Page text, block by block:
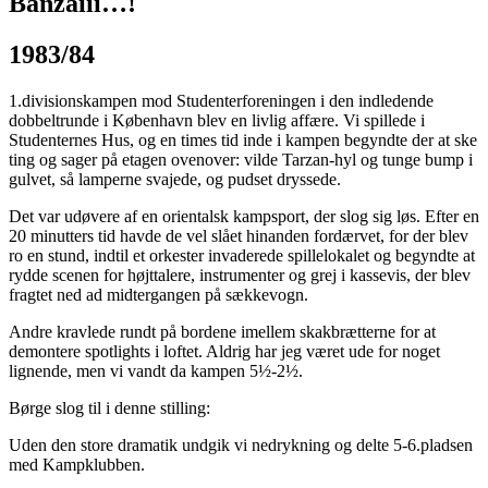
1983/84
1.divisionskampen mod Studenterforeningen i den indledende
dobbeltrunde i København blev en livlig affære. Vi spillede i
Studenternes Hus, og en times tid inde i kampen begyndte der at ske
ting og sager på etagen ovenover: vilde Tarzan-hyl og tunge bump i
gulvet, så lamperne svajede, og pudset dryssede.
Det var udøvere af en orientalsk kampsport, der slog sig løs. Efter en
20 minutters tid havde de vel slået hinanden fordærvet, for der blev
ro en stund, indtil et orkester invaderede spillelokalet og begyndte at
rydde scenen for højttalere, instrumenter og grej i kassevis, der blev
fragtet ned ad midtergangen på sækkevogn.
Andre kravlede rundt på bordene imellem skakbrætterne for at
demontere spotlights i loftet. Aldrig har jeg været ude for noget
lignende, men vi vandt da kampen 5½-2½.
Børge slog til i denne stilling:
Uden den store dramatik undgik vi nedrykning og delte 5-6.pladsen
med Kampklubben.